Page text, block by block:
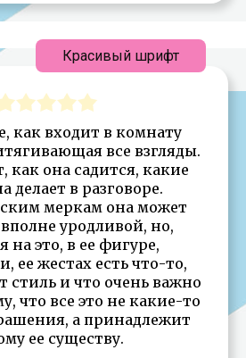
как входит в комнату
все взгляды.
как она садится, какие
делает в разговоре.
меркам она может
уродливой, но,
на это, в ее фигуре,
ее жестах есть что-то,
стиль и что очень важно
что все это не какие-то
а принадлежит
ее существу.
Красивый шрифт